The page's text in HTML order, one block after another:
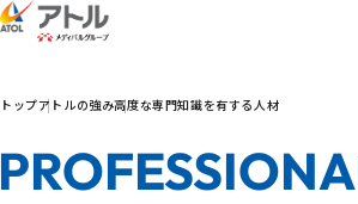
会社案内
会社案内一覧
ご挨拶
STRENGTH アトルの強み
トップアトルの強み高度な専門知識を有する人材